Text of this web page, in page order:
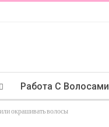
Работа С Волосами
окрашивать волосы